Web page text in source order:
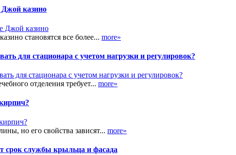
Джой казино
становятся все более... more»
для стационара с учетом нагрузки и регулировок?
отделения требует... more»
но его свойства зависят... more»
срок службы крыльца и фасада